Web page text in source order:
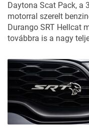
Daytona Scat Pack, a
motorral szerelt
Durango SRT Hellcat
továbbra is a nagy